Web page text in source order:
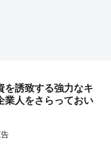
を誘致する強力なキ
業人をさらっておい
告